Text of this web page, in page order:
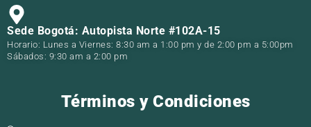
Sede Bogotá: Autopista Norte #102A-15
Horario: Lunes a Viernes: 8:30 am a 1:00 pm y de 2:00 pm a 5:00pm
Sábados: 9:30 am a 2:00 pm
Términos y Condiciones